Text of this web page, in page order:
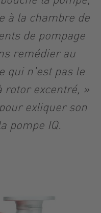
à la chambre de
de pompage
remédier au
qui n'est pas le
rotor excentré, »
exliquer son
pompe IQ.